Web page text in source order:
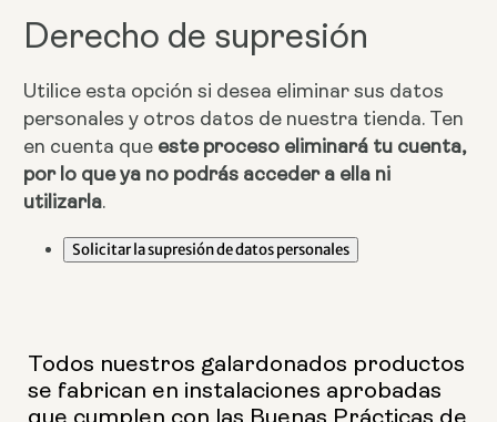
Derecho de supresión
Utilice esta opción si desea eliminar sus datos
personales y otros datos de nuestra tienda. Ten
en cuenta que este proceso eliminará tu cuenta,
por lo que ya no podrás acceder a ella ni
utilizarla.
Solicitar la supresión de datos personales
Todos nuestros galardonados productos
se fabrican en instalaciones aprobadas
que cumplen con las Buenas Prácticas de